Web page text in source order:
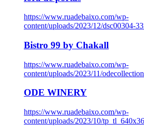
https://www.ruadebaixo.com/wp-
content/uploads/2023/12/dsc00304-
Bistro 99 by Chakall
https://www.ruadebaixo.com/wp-
content/uploads/2023/11/
ODE WINERY
https://www.ruadebaixo.com/wp-
content/uploads/2023/10/